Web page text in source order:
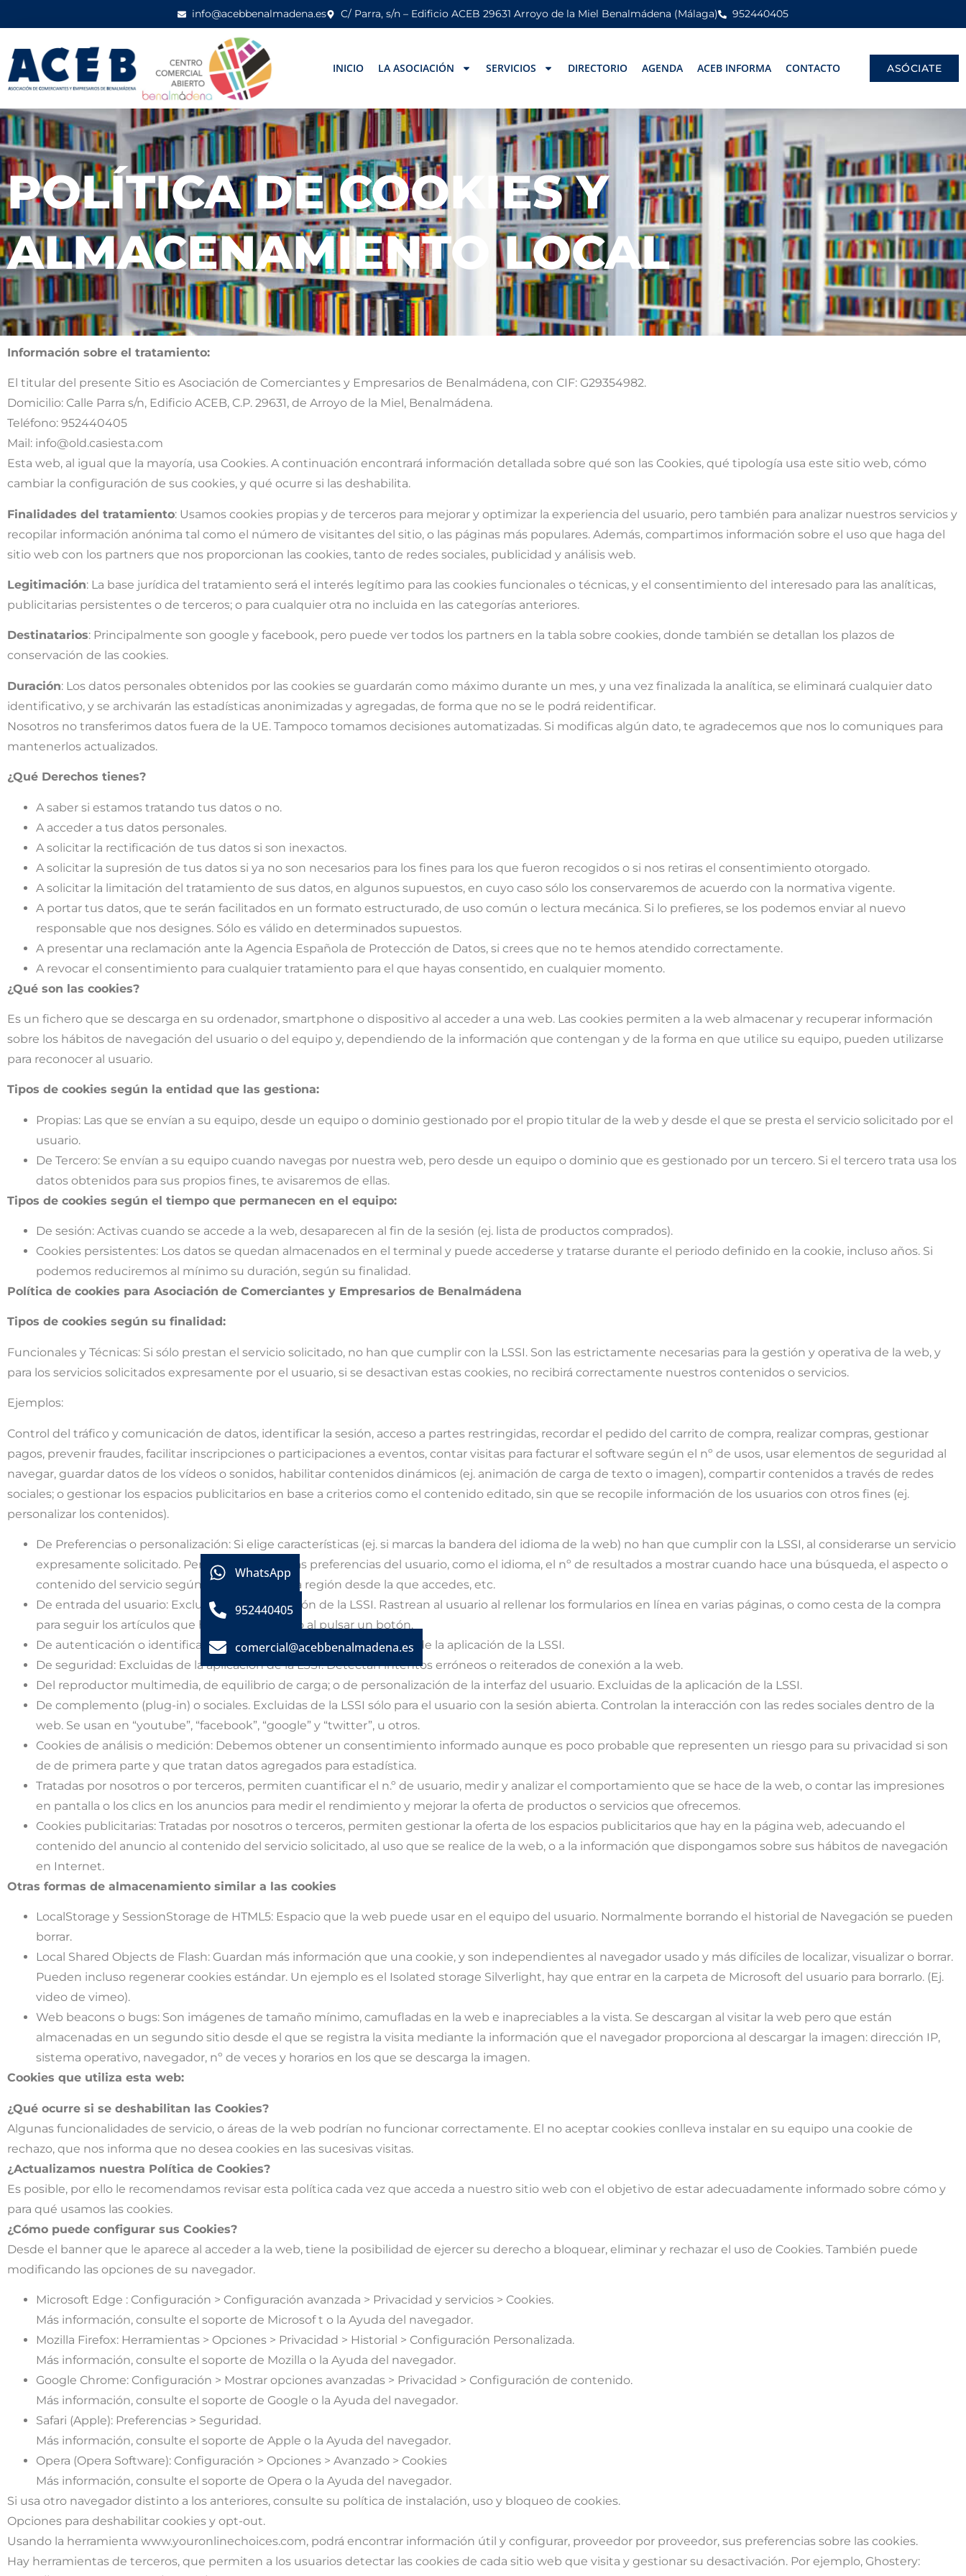
info@acebbenalmadena.es C/ Parra, s/n – Edificio ACEB 29631 Arroyo de la Miel Benalmádena (Málaga) 952440405
INICIO LA ASOCIACIÓN SERVICIOS DIRECTORIO AGENDA ACEB INFORMA CONTACTO ASÓCIATE
POLÍTICA DE COOKIES Y
ALMACENAMIENTO LOCAL
Información sobre el tratamiento:
El titular del presente Sitio es Asociación de Comerciantes y Empresarios de Benalmádena, con CIF: G29354982.
Domicilio: Calle Parra s/n, Edificio ACEB, C.P. 29631, de Arroyo de la Miel, Benalmádena.
Teléfono: 952440405
Mail: info@old.casiesta.com
Esta web, al igual que la mayoría, usa Cookies. A continuación encontrará información detallada sobre qué son las Cookies, qué tipología usa este sitio web, cómo
cambiar la configuración de sus cookies, y qué ocurre si las deshabilita.
Finalidades del tratamiento: Usamos cookies propias y de terceros para mejorar y optimizar la experiencia del usuario, pero también para analizar nuestros servicios y
recopilar información anónima tal como el número de visitantes del sitio, o las páginas más populares. Además, compartimos información sobre el uso que haga del
sitio web con los partners que nos proporcionan las cookies, tanto de redes sociales, publicidad y análisis web.
Legitimación: La base jurídica del tratamiento será el interés legítimo para las cookies funcionales o técnicas, y el consentimiento del interesado para las analíticas,
publicitarias persistentes o de terceros; o para cualquier otra no incluida en las categorías anteriores.
Destinatarios: Principalmente son google y facebook, pero puede ver todos los partners en la tabla sobre cookies, donde también se detallan los plazos de
conservación de las cookies.
Duración: Los datos personales obtenidos por las cookies se guardarán como máximo durante un mes, y una vez finalizada la analítica, se eliminará cualquier dato
identificativo, y se archivarán las estadísticas anonimizadas y agregadas, de forma que no se le podrá reidentificar.
Nosotros no transferimos datos fuera de la UE. Tampoco tomamos decisiones automatizadas. Si modificas algún dato, te agradecemos que nos lo comuniques para
mantenerlos actualizados.
¿Qué Derechos tienes?
A saber si estamos tratando tus datos o no.
A acceder a tus datos personales.
A solicitar la rectificación de tus datos si son inexactos.
A solicitar la supresión de tus datos si ya no son necesarios para los fines para los que fueron recogidos o si nos retiras el consentimiento otorgado.
A solicitar la limitación del tratamiento de sus datos, en algunos supuestos, en cuyo caso sólo los conservaremos de acuerdo con la normativa vigente.
A portar tus datos, que te serán facilitados en un formato estructurado, de uso común o lectura mecánica. Si lo prefieres, se los podemos enviar al nuevo
responsable que nos designes. Sólo es válido en determinados supuestos.
A presentar una reclamación ante la Agencia Española de Protección de Datos, si crees que no te hemos atendido correctamente.
A revocar el consentimiento para cualquier tratamiento para el que hayas consentido, en cualquier momento.
¿Qué son las cookies?
Es un fichero que se descarga en su ordenador, smartphone o dispositivo al acceder a una web. Las cookies permiten a la web almacenar y recuperar información
sobre los hábitos de navegación del usuario o del equipo y, dependiendo de la información que contengan y de la forma en que utilice su equipo, pueden utilizarse
para reconocer al usuario.
Tipos de cookies según la entidad que las gestiona:
Propias: Las que se envían a su equipo, desde un equipo o dominio gestionado por el propio titular de la web y desde el que se presta el servicio solicitado por el
usuario.
De Tercero: Se envían a su equipo cuando navegas por nuestra web, pero desde un equipo o dominio que es gestionado por un tercero. Si el tercero trata usa los
datos obtenidos para sus propios fines, te avisaremos de ellas.
Tipos de cookies según el tiempo que permanecen en el equipo:
De sesión: Activas cuando se accede a la web, desaparecen al fin de la sesión (ej. lista de productos comprados).
Cookies persistentes: Los datos se quedan almacenados en el terminal y puede accederse y tratarse durante el periodo definido en la cookie, incluso años. Si
podemos reduciremos al mínimo su duración, según su finalidad.
Política de cookies para Asociación de Comerciantes y Empresarios de Benalmádena
Tipos de cookies según su finalidad:
Funcionales y Técnicas: Si sólo prestan el servicio solicitado, no han que cumplir con la LSSI. Son las estrictamente necesarias para la gestión y operativa de la web, y
para los servicios solicitados expresamente por el usuario, si se desactivan estas cookies, no recibirá correctamente nuestros contenidos o servicios.
Ejemplos:
Control del tráfico y comunicación de datos, identificar la sesión, acceso a partes restringidas, recordar el pedido del carrito de compra, realizar compras, gestionar
pagos, prevenir fraudes, facilitar inscripciones o participaciones a eventos, contar visitas para facturar el software según el nº de usos, usar elementos de seguridad al
navegar, guardar datos de los vídeos o sonidos, habilitar contenidos dinámicos (ej. animación de carga de texto o imagen), compartir contenidos a través de redes
sociales; o gestionar los espacios publicitarios en base a criterios como el contenido editado, sin que se recopile información de los usuarios con otros fines (ej.
personalizar los contenidos).
De Preferencias o personalización: Si elige características (ej. si marcas la bandera del idioma de la web) no han que cumplir con la LSSI, al considerarse un servicio
expresamente solicitado. Permiten recordar las preferencias del usuario, como el idioma, el nº de resultados a mostrar cuando hace una búsqueda, el aspecto o
contenido del servicio según el navegador o la región desde la que accedes, etc.
De entrada del usuario: Excluidas de la aplicación de la LSSI. Rastrean al usuario al rellenar los formularios en línea en varias páginas, o como cesta de la compra
para seguir los artículos que haya seleccionado al pulsar un botón.
De autenticación o identificación de usuario (de sesión). Excluidas de la aplicación de la LSSI.
De seguridad: Excluidas de la aplicación de la LSSI. Detectan intentos erróneos o reiterados de conexión a la web.
Del reproductor multimedia, de equilibrio de carga; o de personalización de la interfaz del usuario. Excluidas de la aplicación de la LSSI.
De complemento (plug-in) o sociales. Excluidas de la LSSI sólo para el usuario con la sesión abierta. Controlan la interacción con las redes sociales dentro de la
web. Se usan en “youtube”, “facebook”, “google” y “twitter”, u otros.
Cookies de análisis o medición: Debemos obtener un consentimiento informado aunque es poco probable que representen un riesgo para su privacidad si son
de de primera parte y que tratan datos agregados para estadística.
Tratadas por nosotros o por terceros, permiten cuantificar el n.º de usuario, medir y analizar el comportamiento que se hace de la web, o contar las impresiones
en pantalla o los clics en los anuncios para medir el rendimiento y mejorar la oferta de productos o servicios que ofrecemos.
Cookies publicitarias: Tratadas por nosotros o terceros, permiten gestionar la oferta de los espacios publicitarios que hay en la página web, adecuando el
contenido del anuncio al contenido del servicio solicitado, al uso que se realice de la web, o a la información que dispongamos sobre sus hábitos de navegación
en Internet.
Otras formas de almacenamiento similar a las cookies
LocalStorage y SessionStorage de HTML5: Espacio que la web puede usar en el equipo del usuario. Normalmente borrando el historial de Navegación se pueden
borrar.
Local Shared Objects de Flash: Guardan más información que una cookie, y son independientes al navegador usado y más difíciles de localizar, visualizar o borrar.
Pueden incluso regenerar cookies estándar. Un ejemplo es el Isolated storage Silverlight, hay que entrar en la carpeta de Microsoft del usuario para borrarlo. (Ej.
video de vimeo).
Web beacons o bugs: Son imágenes de tamaño mínimo, camufladas en la web e inapreciables a la vista. Se descargan al visitar la web pero que están
almacenadas en un segundo sitio desde el que se registra la visita mediante la información que el navegador proporciona al descargar la imagen: dirección IP,
sistema operativo, navegador, nº de veces y horarios en los que se descarga la imagen.
Cookies que utiliza esta web:
¿Qué ocurre si se deshabilitan las Cookies?
Algunas funcionalidades de servicio, o áreas de la web podrían no funcionar correctamente. El no aceptar cookies conlleva instalar en su equipo una cookie de
rechazo, que nos informa que no desea cookies en las sucesivas visitas.
¿Actualizamos nuestra Política de Cookies?
Es posible, por ello le recomendamos revisar esta política cada vez que acceda a nuestro sitio web con el objetivo de estar adecuadamente informado sobre cómo y
para qué usamos las cookies.
¿Cómo puede configurar sus Cookies?
Desde el banner que le aparece al acceder a la web, tiene la posibilidad de ejercer su derecho a bloquear, eliminar y rechazar el uso de Cookies. También puede
modificando las opciones de su navegador.
Microsoft Edge : Configuración > Configuración avanzada > Privacidad y servicios > Cookies.
Más información, consulte el soporte de Microsof t o la Ayuda del navegador.
Mozilla Firefox: Herramientas > Opciones > Privacidad > Historial > Configuración Personalizada.
Más información, consulte el soporte de Mozilla o la Ayuda del navegador.
Google Chrome: Configuración > Mostrar opciones avanzadas > Privacidad > Configuración de contenido.
Más información, consulte el soporte de Google o la Ayuda del navegador.
Safari (Apple): Preferencias > Seguridad.
Más información, consulte el soporte de Apple o la Ayuda del navegador.
Opera (Opera Software): Configuración > Opciones > Avanzado > Cookies
Más información, consulte el soporte de Opera o la Ayuda del navegador.
Si usa otro navegador distinto a los anteriores, consulte su política de instalación, uso y bloqueo de cookies.
Opciones para deshabilitar cookies y opt-out.
Usando la herramienta www.youronlinechoices.com, podrá encontrar información útil y configurar, proveedor por proveedor, sus preferencias sobre las cookies.
Hay herramientas de terceros, que permiten a los usuarios detectar las cookies de cada sitio web que visita y gestionar su desactivación. Por ejemplo, Ghostery:
WhatsApp
952440405
comercial@acebbenalmadena.es